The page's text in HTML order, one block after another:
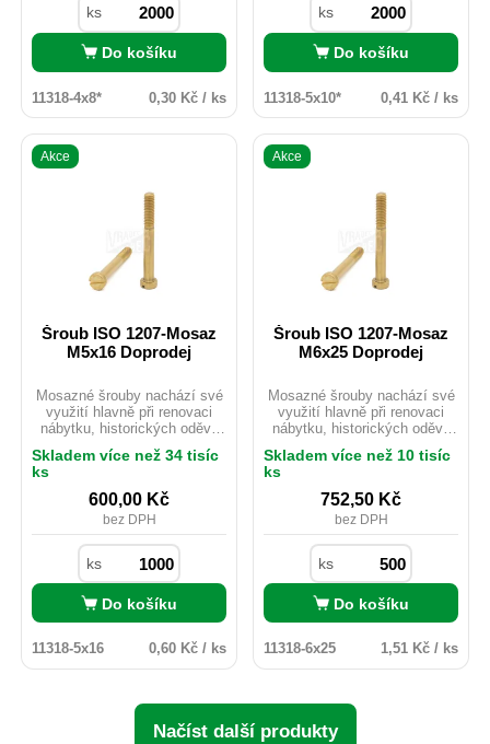
průmyslu, kde nevadí nízká
pevnost materiálu.
ks
Do košíku
11318-4x8* 0,30 Kč / ks
průmyslu, kde nevadí nízká
pevnost materiálu.
ks
Do košíku
11318-5x10* 0,41 Kč / ks
Akce
Šroub ISO 1207-Mosaz
M5x16 Doprodej
Mosazné šrouby nachází své
využití hlavně při renovaci
nábytku, historických oděvů
Mosaz je možno použít i
nedisponuje žádnou
povrchovou úpravou. Pro svou
velmi dobrou vodivost je hojně
využíván v elektrotechnickém
průmyslu, kde nevadí nízká
pevnost materiálu.
Skladem více než 34 tisíc
ks
600,00 Kč
bez DPH
ks
Do košíku
11318-5x16 0,60 Kč / ks
Akce
Šroub ISO 1207-Mosaz
M6x25 Doprodej
Mosazné šrouby nachází své
využití hlavně při renovaci
nábytku, historických oděvů
Mosaz je možno použít i
nedisponuje žádnou
povrchovou úpravou. Pro svou
velmi dobrou vodivost je hojně
využíván v elektrotechnickém
průmyslu, kde nevadí nízká
pevnost materiálu.
Skladem více než 10 tisíc
ks
752,50 Kč
bez DPH
ks
Do košíku
11318-6x25 1,51 Kč / ks
Načíst další produkty